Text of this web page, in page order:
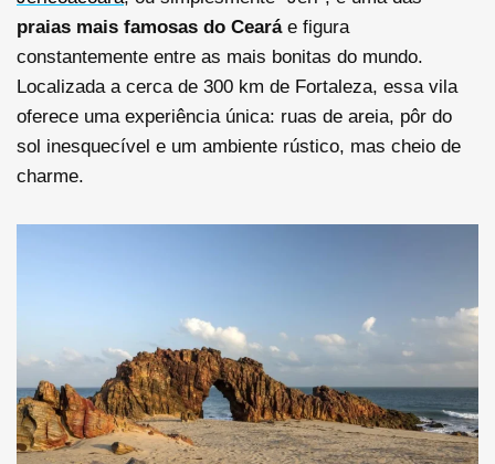
praias mais famosas do Cearáe figura
constantemente entre as mais bonitas do mundo.
Localizada a cerca de 300 km de Fortaleza, essa vila
oferece uma experiência única: ruas de areia, pôr do
sol inesquecível e um ambiente rústico, mas cheio de
charme.